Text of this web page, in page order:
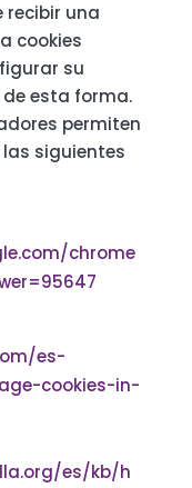
recibir una
cookies
su
esta forma.
permiten
siguientes
chrome
es-
cookies-in-
es/kb/h